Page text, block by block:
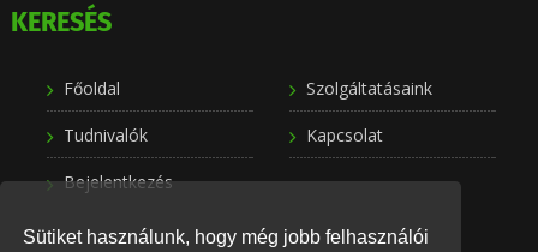
Sütiket használunk, hogy még jobb felhasználói
KERESÉS
Főoldal Szolgáltatásaink
Tudnivalók Kapcsolat
Bejelentkezés